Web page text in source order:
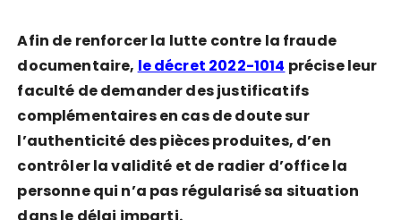
Afin de renforcer la lutte contre la fraude
documentaire, le décret 2022-1014 précise leur
faculté de demander des justificatifs
complémentaires en cas de doute sur
l’authenticité despièces produites, d’en
contrôler la validité et de radier d’office la
personne qui n’a pas régularisé sa situation